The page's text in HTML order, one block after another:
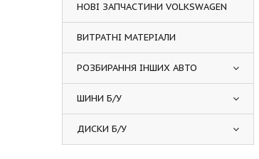
НОВІ ЗАПЧАСТИНИ VOLKSWAGEN
ВИТРАТНІ МАТЕРІАЛИ
РОЗБИРАННЯ ІНШИХ АВТО
ШИНИ Б/У
ДИСКИ Б/У